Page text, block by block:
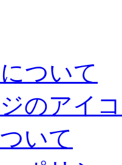
ついて
のアイ
いて